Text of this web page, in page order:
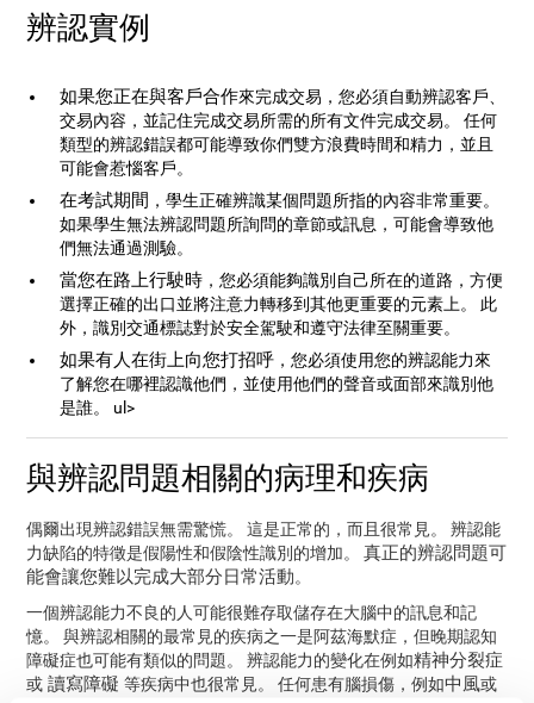
辨認實例
如果您正在與客戶合作來完成交易，您必須自動辨認客戶、
交易內容，並記住完成交易所需的所有文件完成交易。 任何
類型的辨認錯誤都可能導致你們雙方浪費時間和精力，並且
可能會惹惱客戶。
在考試期間 ，學生正確辨識某個問題所指的內容非常重要。
如果學生無法辨認問題所詢問的章節或訊息，可能會導致他
們無法通過測驗。
當您在路上行駛時 ，您必須能夠識別自己所在的道路，方便
選擇正確的出口並將注意力轉移到其他更重要的元素上。 此
外，識別交通標誌對於安全駕駛和遵守法律至關重要。
如果有人在街上向您打招呼 ，您必須使用您的辨認能力來
了解您在哪裡認識他們，並使用他們的聲音或面部來識別他
是誰。 ul>
與辨認問題相關的病理和疾病
偶爾出現辨認錯誤無需驚慌。 這是正常的，而且很常見。 辨認能
力缺陷的特徵是假陽性和假陰性識別的增加。真正的辨認問題可
能會讓您難以完成大部分日常活動。
一個辨認能力不良的人可能很難存取儲存在大腦中的訊息和記
憶。 與辨認相關的最常見的疾病之一是阿茲海默症，但晚期認知
障礙症也可能有類似的問題。 辨認能力的變化在例如精神分裂症
或 讀寫障礙等疾病中也很常見。 任何患有腦損傷，例如中風或